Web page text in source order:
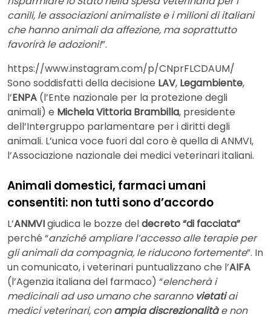
canili, le associazioni animaliste e i milioni di italiani
che hanno animali da affezione, ma soprattutto
favorirà le adozioni!”.
https://www.instagram.com/p/CNprFLCDAUM/
Sono soddisfatti della decisione LAV, Legambiente,
l’ENPA (l’Ente nazionale per la protezione degli
animali) e Michela Vittoria Brambilla, presidente
dell’Intergruppo parlamentare per i diritti degli
animali. L’unica voce fuori dal coro è quella di ANMVI,
l’Associazione nazionale dei medici veterinari italiani.
Animali domestici, farmaci umani
consentiti: non tutti sono d’accordo
L’ANMVIgiudica le bozze deldecreto “di facciata”
perché “anziché ampliare l’accesso alle terapie per
gli animali da compagnia, le riducono fortemente”. In
un comunicato, i veterinari puntualizzano che l’AIFA
(l’Agenzia italiana del farmaco) “elencherà i
medicinali ad uso umano che saranno vietatiai
medici veterinari, conampia discrezionalitàe non